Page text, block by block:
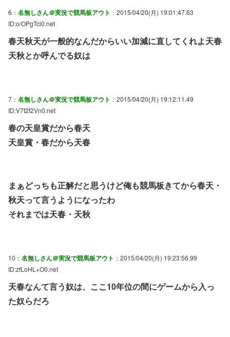
6： 名無しさん＠実況で競馬板アウト ：2015/04/20(月) 19:01:47.63
ID:o/OPgTci0.net
春天秋天が一般的なんだからいい加減に直してくれよ天春
天秋とか呼んでる奴は
7： 名無しさん＠実況で競馬板アウト ：2015/04/20(月) 19:12:11.49
ID:V7t2f2Vn0.net
春の天皇賞だから春天
天皇賞・春だから天春
まぁどっちも正解だと思うけど俺も競馬板きてから春天・
秋天って言うようになったわ
それまでは天春・天秋
10： 名無しさん＠実況で競馬板アウト ：2015/04/20(月) 19:23:56.99
ID:zfLoHL+O0.net
天春なんて言う奴は、ここ10年位の間にゲームから入っ
た奴らだろ